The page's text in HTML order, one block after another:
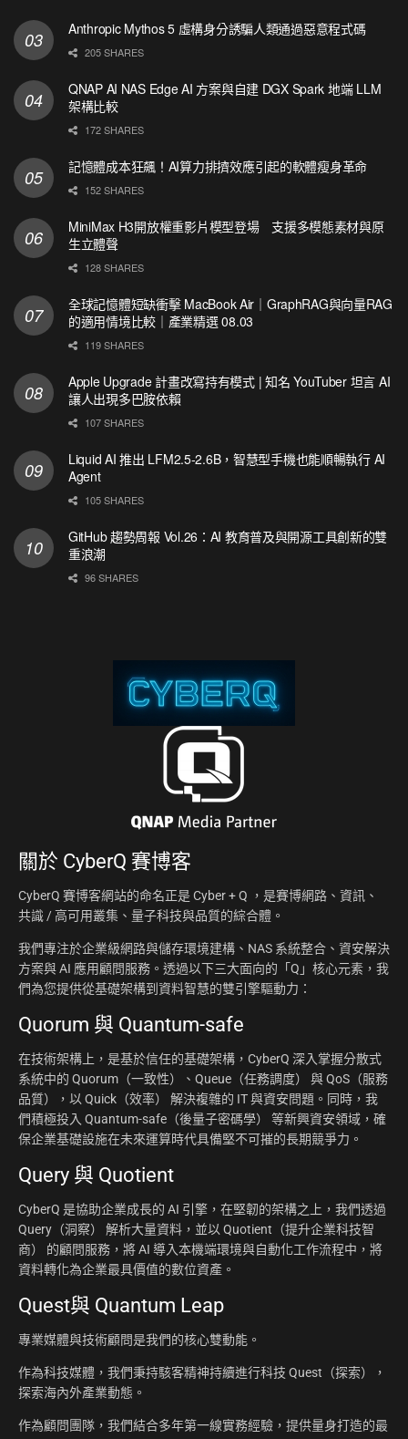
Anthropic Mythos 5 虛構身分誘騙人類通過惡意程式碼
205 SHARES
QNAP AI NAS Edge AI 方案與自建 DGX Spark 地端 LLM
架構比較
172 SHARES
記憶體成本狂飆！AI算力排擠效應引起的軟體瘦身革命
152 SHARES
MiniMax H3開放權重影片模型登場 支援多模態素材與原
生立體聲
128 SHARES
全球記憶體短缺衝擊 MacBook Air｜GraphRAG與向量RAG
的適用情境比較｜產業精選 08.03
119 SHARES
Apple Upgrade 計畫改寫持有模式 | 知名 YouTuber 坦言 AI
讓人出現多巴胺依賴
107 SHARES
Liquid AI 推出 LFM2.5-2.6B，智慧型手機也能順暢執行 AI
Agent
105 SHARES
GitHub 趨勢周報 Vol.26：AI 教育普及與開源工具創新的雙
重浪潮
96 SHARES
關於 CyberQ 賽博客
CyberQ 賽博客網站的命名正是 Cyber + Q ，是賽博網路、資訊、
共識 / 高可用叢集、量子科技與品質的綜合體。
我們專注於企業級網路與儲存環境建構、NAS 系統整合、資安解決
方案與 AI 應用顧問服務。透過以下三大面向的「Q」核心元素，我
們為您提供從基礎架構到資料智慧的雙引擎驅動力：
Quorum 與 Quantum-safe
在技術架構上，是基於信任的基礎架構，CyberQ 深入掌握分散式
系統中的 Quorum（一致性）、Queue（任務調度） 與 QoS（服務
品質），以 Quick（效率） 解決複雜的 IT 與資安問題。同時，我
們積極投入 Quantum-safe（後量子密碼學） 等新興資安領域，確
保企業基礎設施在未來運算時代具備堅不可摧的長期競爭力。
Query 與 Quotient
CyberQ 是協助企業成長的 AI 引擎，在堅韌的架構之上，我們透過
Query（洞察） 解析大量資料，並以 Quotient（提升企業科技智
商） 的顧問服務，將 AI 導入本機端環境與自動化工作流程中，將
資料轉化為企業最具價值的數位資產。
Quest與 Quantum Leap
專業媒體與技術顧問是我們的核心雙動能。
作為科技媒體，我們秉持駭客精神持續進行科技 Quest（探索），
探索海內外產業動態。
作為顧問團隊，我們結合多年第一線實務經驗，提供量身打造的最